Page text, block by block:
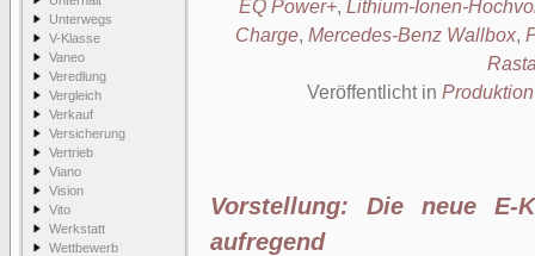
Unterwegs
V-Klasse
Vaneo
Veredlung
Vergleich
Verkauf
Versicherung
Vertrieb
Viano
Vision
Vito
Werkstatt
Wettbewerb
EQ Power+, Lithium-Ionen-
Charge, Mercedes-Benz Wallbox,
Veröffentlicht in Produktion
Vorstellung: Die neue E-
aufregend